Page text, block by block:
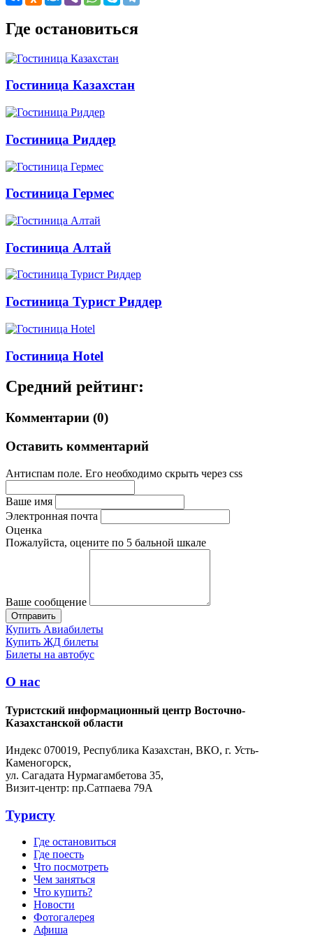
Где остановиться
Гостиница Казахстан
Гостиница Риддер
Гостиница Гермес
Гостиница Алтай
Гостиница Турист Риддер
Гостиница Hotel
Средний рейтинг:
Комментарии (0)
Оставить комментарий
Антиспам поле. Его необходимо скрыть через css
Ваше имя
Электронная почта
Оценка
Пожалуйста, оцените по 5 бальной шкале
Ваше сообщение
Купить Авиабилеты
Купить ЖД билеты
Билеты на автобус
О нас
Туристский информационный центр Восточно-
Казахстанской области
Индекс 070019, Республика Казахстан, ВКО, г. Усть-
Каменогорск,
ул. Сагадата Нурмагамбетова 35,
Визит-центр: пр.Сатпаева 79А
Туристу
Где остановиться
Где поесть
Что посмотреть
Чем заняться
Что купить?
Новости
Фотогалерея
Афиша